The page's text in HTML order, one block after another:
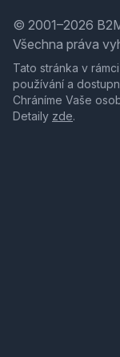
© 2001–2026
Všechna práva
Tato stránka v
používání a
Chráníme Vaše
Detaily zde.